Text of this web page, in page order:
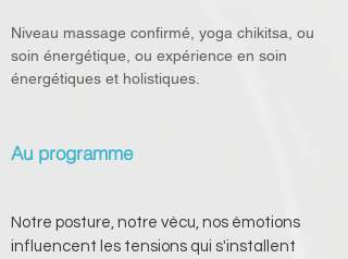
Niveau massage confirmé, yoga chikitsa, ou
soin énergétique, ou expérience en soin
énergétiques et holistiques.
Au programme
Notre posture, notre vécu, nos émotions
influencent les tensions qui s'installent